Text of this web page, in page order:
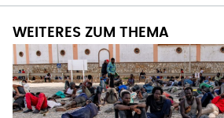
WEITERES ZUM THEMA